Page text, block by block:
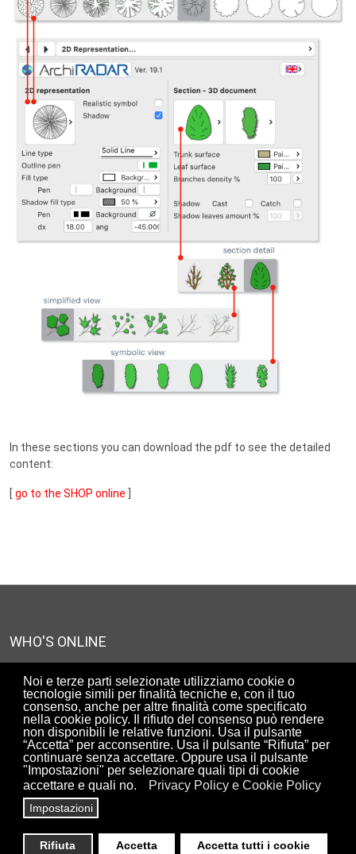
Noi e terze parti selezionate utilizziamo cookie o
tecnologie simili per finalità tecniche e, con il tuo
consenso, anche per altre finalità come specificato
nella cookie policy. Il rifiuto del consenso può rendere
non disponibili le relative funzioni. Usa il pulsante
“Accetta” per acconsentire. Usa il pulsante “Rifiuta” per
continuare senza accettare. Oppure usa il pulsante
"Impostazioni" per selezionare quali tipi di cookie
accettare e quali no.
Privacy Policy e Cookie Policy
Impostazioni
Rifiuta Accetta Accetta tutti i cookie
In these sections you can download the pdf to see the detailed
content:
go to the SHOP online
WHO'S ONLINE
We have 1485 guests and no members online
UTENTI ISCRITTI AL SITO
90306
via Clemente X n.18, 00167 Roma, Italy - Privacy & Policy